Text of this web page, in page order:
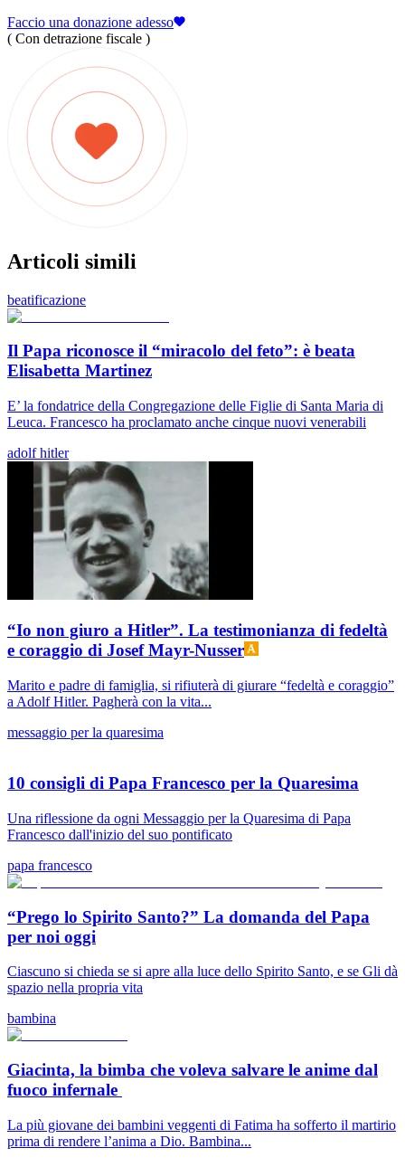
Faccio una donazione adesso
( Con detrazione fiscale )
Articoli simili
beatificazione
Il Papa riconosce il “miracolo del feto”: è beata
Elisabetta Martinez
E’ la fondatrice della Congregazione delle Figlie di Santa Maria di
Leuca. Francesco ha proclamato anche cinque nuovi venerabili
adolf hitler
“Io non giuro a Hitler”. La testimonianza di fedeltà
e coraggio di Josef Mayr-Nusser
Marito e padre di famiglia, si rifiuterà di giurare “fedeltà e coraggio”
a Adolf Hitler. Pagherà con la vita...
messaggio per la quaresima
10 consigli di Papa Francesco per la Quaresima
Una riflessione da ogni Messaggio per la Quaresima di Papa
Francesco dall'inizio del suo pontificato
papa francesco
“Prego lo Spirito Santo?” La domanda del Papa
per noi oggi
Ciascuno si chieda se si apre alla luce dello Spirito Santo, e se Gli dà
spazio nella propria vita
bambina
Giacinta, la bimba che voleva salvare le anime dal
fuoco infernale
La più giovane dei bambini veggenti di Fatima ha sofferto il martirio
prima di rendere l’anima a Dio. Bambina...